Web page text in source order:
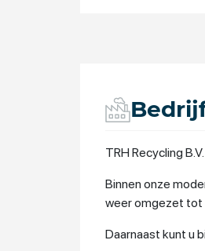
TRH Recycling
Binnen onze
weer omgezet tot
Daarnaast kunt u